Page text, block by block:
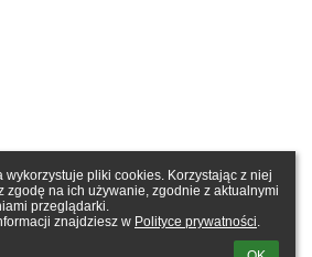
wykorzystuje pliki cookies. Korzystając z niej
zgodę na ich używanie, zgodnie z aktualnymi
przeglądarki.
znajdziesz w Polityce prywatności.